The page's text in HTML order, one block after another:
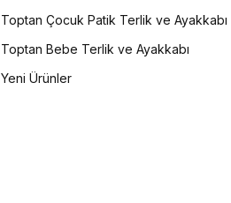
Toptan Çocuk Patik Terlik ve Ayakkabı
Toptan Bebe Terlik ve Ayakkabı
Yeni Ürünler